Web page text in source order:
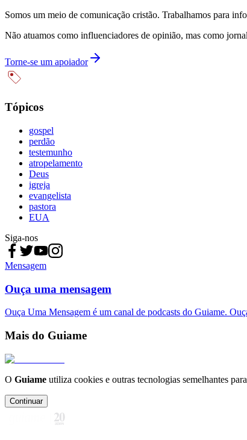
Somos um meio de comunicação cristão. Trabalhamos para
Não atuamos como influenciadores de opinião, mas como
Torne-se um apoiador
Tópicos
gospel
perdão
testemunho
atropelamento
Deus
igreja
evangelista
pastora
EUA
Siga-nos
Mensagem
Ouça uma mensagem
Ouça Uma Mensagem é um canal de podcasts do Guiame.
Mais do Guiame
O Guiame utiliza cookies e outras tecnologias semelhantes
Continuar